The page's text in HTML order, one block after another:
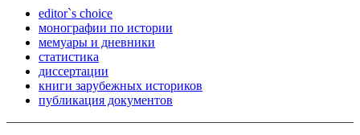
editor`s choice
монографии по истории
мемуары и дневники
статистика
диссертации
книги зарубежных историков
публикация документов